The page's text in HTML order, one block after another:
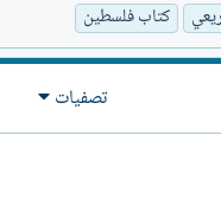
كتاب فلسطين
تصفيات